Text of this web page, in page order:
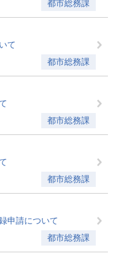
都市総務課
て
都市総務課
都市総務課
都市総務課
申請について
都市総務課